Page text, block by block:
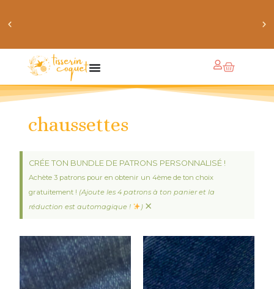
obtiens 20% de réduction sur ton prochain achat de
chaussettes
CRÉE TON BUNDLE DE PATRONS PERSONNALISÉ !
Achète 3 patrons pour en obtenir un 4ème de ton choix
gratuitement ! (Ajoute les 4 patrons à ton panier et la
réduction est automagique !
) ×